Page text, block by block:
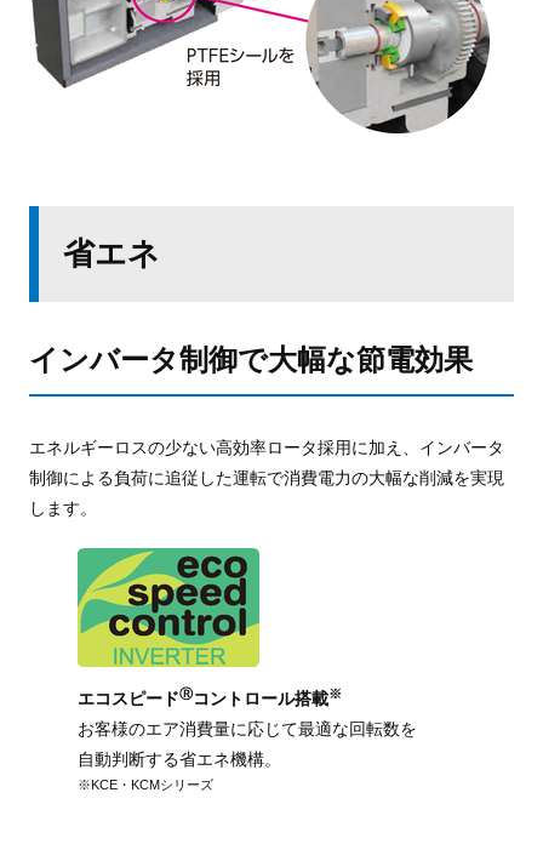
省エネ
インバータ制御で大幅な節電効果
エネルギーロスの少ない高効率ロータ採用に加え、 インバータ
制御による負荷に追従した運転で消費電力の大幅な削減を実現
します。
エコスピードⓇコントロール搭載※
お客様のエア消費量に応じて最適な回転数を
自動判断する省エネ機構。
※KCE・KCMシリーズ